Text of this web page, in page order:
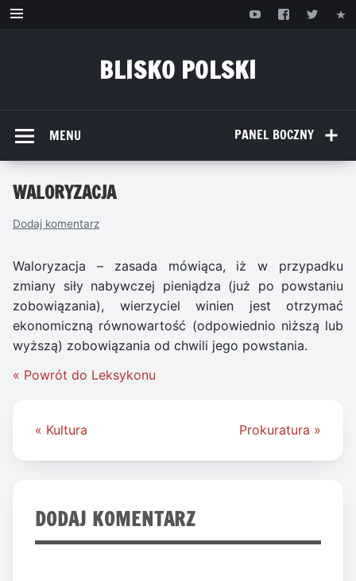
Przejdź
BLISKO POLSKI
PANEL BOCZNY
MENU
WALORYZACJA
Dodaj komentarz
Waloryzacja – zasada mówiąca, iż w przypadku
zmiany siły nabywczej pieniądza (już po powstaniu
zobowiązania), wierzyciel winien jest otrzymać
ekonomiczną równowartość (odpowiednio niższą lub
wyższą) zobowiązania od chwili jego powstania.
« Powrót do Leksykonu
Nawigacja
« Kultura Prokuratura »
DODAJ KOMENTARZ